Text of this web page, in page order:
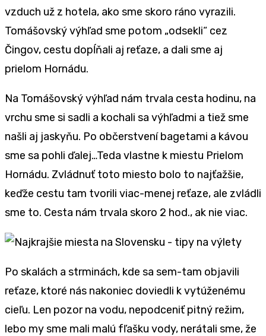
vzduch už z hotela, ako sme skoro ráno vyrazili.
Tomášovský výhľad sme potom „odsekli“ cez
Čingov, cestu dopĺňali aj reťaze, a dali sme aj
prielom Hornádu.
Na Tomášovský výhľad nám trvala cesta hodinu, na
vrchu sme si sadli a kochali sa výhľadmi a tiež sme
našli aj jaskyňu. Po občerstvení bagetami a kávou
sme sa pohli ďalej…Teda vlastne k miestu Prielom
Hornádu. Zvládnuť toto miesto bolo to najťažšie,
keďže cestu tam tvorili viac-menej reťaze, ale zvládli
sme to. Cesta nám trvala skoro 2 hod., ak nie viac.
Po skalách a strminách, kde sa sem-tam objavili
reťaze, ktoré nás nakoniec doviedli k vytúženému
cieľu. Len pozor na vodu, nepodceniť pitný režim,
lebo my sme mali malú fľašku vody, nerátali sme, že